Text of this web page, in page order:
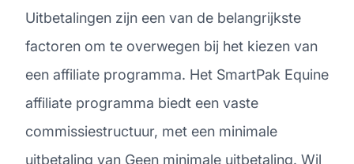
Uitbetalingen zijn een van de belangrijkste
factoren om te overwegen bij het kiezen van
een affiliate programma. Het SmartPak Equine
affiliate programma biedt een vaste
commissiestructuur, met een minimale
uitbetaling van Geen minimale uitbetaling. Wil